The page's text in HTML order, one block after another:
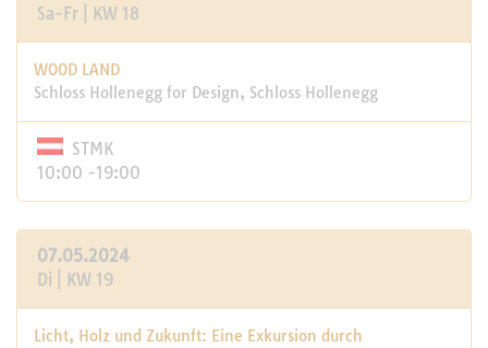
Sa-Fr | KW 18
WOOD LAND
Schloss Hollenegg for Design, Schloss Hollenegg
STMK
10:00 -19:00
07.05.2024
Di | KW 19
Licht, Holz und Zukunft: Eine Exkursion durch